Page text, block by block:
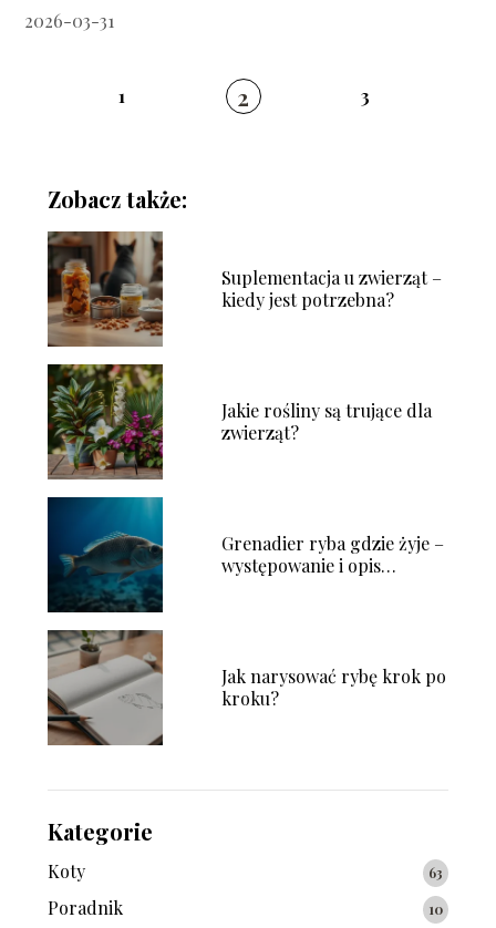
2026-03-31
1 2 3
Zobacz także:
Suplementacja u zwierząt –
kiedy jest potrzebna?
Jakie rośliny są trujące dla
zwierząt?
Grenadier ryba gdzie żyje –
występowanie i opis
Jak narysować rybę krok po
kroku?
Kategorie
Koty 63
Poradnik 10